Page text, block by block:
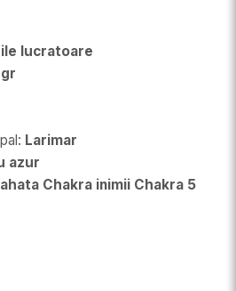
lucratoare
: Larimar
azur
Chakra inimii Chakra 5